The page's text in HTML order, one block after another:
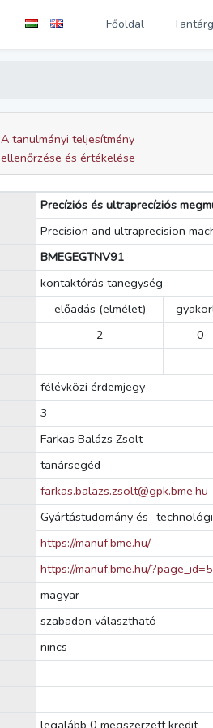
Főoldal
A tanulmányi teljesítmény
ellenőrzése és értékelése
Precíziós és ultraprecíziós
Precision and ultraprecision
BMEGEGTNV91
kontaktórás tanegység
előadás (elmélet)
2 0
- -
félévközi érdemjegy
3
Farkas Balázs Zsolt
tanársegéd
farkas.balazs.zsolt@gpk.bme.hu
Gyártástudomány és -
https://manuf.bme.hu/
https://manuf.bme.hu/
magyar
szabadon választható
nincs